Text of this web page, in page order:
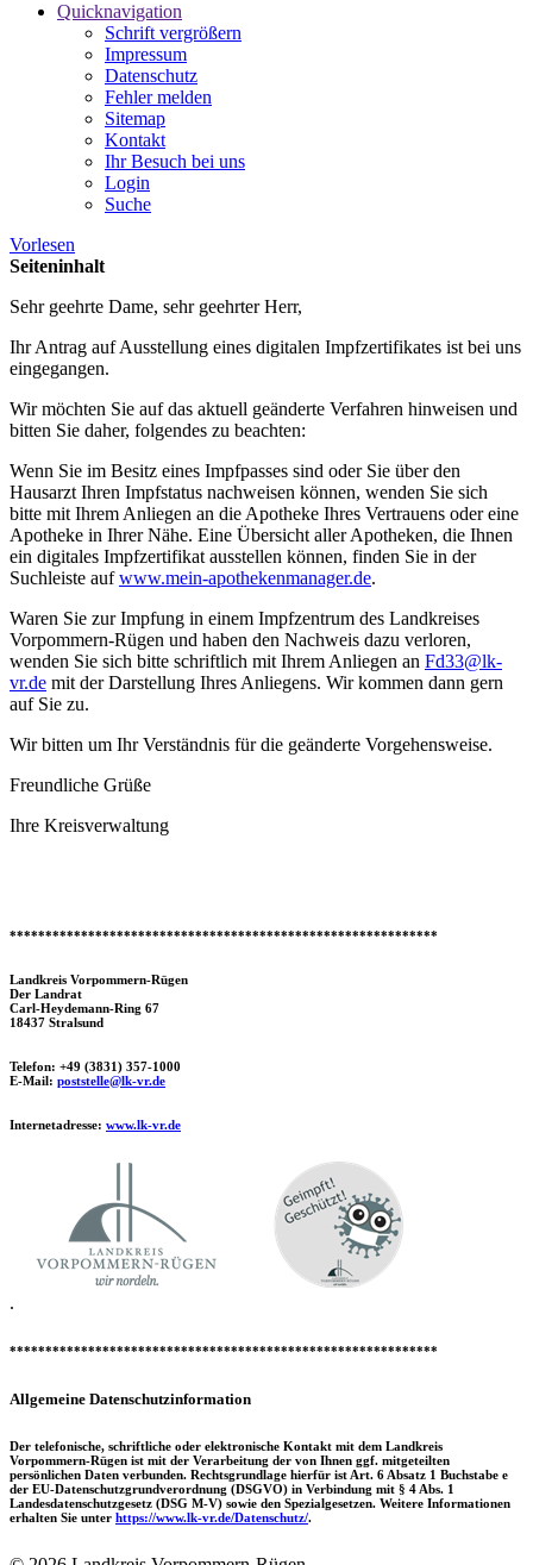
Quicknavigation
Schrift vergrößern
Impressum
Datenschutz
Fehler melden
Sitemap
Kontakt
Ihr Besuch bei uns
Login
Suche
Vorlesen
Seiteninhalt
Sehr geehrte Dame, sehr geehrter Herr,
Ihr Antrag auf Ausstellung eines digitalen Impfzertifikates ist bei uns
eingegangen.
Wir möchten Sie auf das aktuell geänderte Verfahren hinweisen und
bitten Sie daher, folgendes zu beachten:
Wenn Sie im Besitz eines Impfpasses sind oder Sie über den
Hausarzt Ihren Impfstatus nachweisen können, wenden Sie sich
bitte mit Ihrem Anliegen an die Apotheke Ihres Vertrauens oder eine
Apotheke in Ihrer Nähe. Eine Übersicht aller Apotheken, die Ihnen
ein digitales Impfzertifikat ausstellen können, finden Sie in der
Suchleiste aufwww.mein-apothekenmanager.de.
Waren Sie zur Impfung in einem Impfzentrum des Landkreises
Vorpommern-Rügen und haben den Nachweis dazu verloren,
wenden Sie sich bitte schriftlich mit Ihrem Anliegen an Fd33@lk-
vr.de mit der Darstellung Ihres Anliegens. Wir kommen dann gern
auf Sie zu.
Wir bitten um Ihr Verständnis für die geänderte Vorgehensweise.
Freundliche Grüße
Ihre Kreisverwaltung
************************************************************
Landkreis Vorpommern-Rügen
Der Landrat
Carl-Heydemann-Ring 67
18437 Stralsund
Telefon: +49 (3831) 357-1000
E-Mail: poststelle@lk-vr.de
Internetadresse: www.lk-vr.de
.
************************************************************
Allgemeine Datenschutzinformation
Der telefonische, schriftliche oder elektronische Kontakt mit dem Landkreis
Vorpommern-Rügen ist mit der Verarbeitung der von Ihnen ggf. mitgeteilten
persönlichen Daten verbunden. Rechtsgrundlage hierfür ist Art. 6 Absatz 1 Buchstabe e
der EU-Datenschutzgrundverordnung (DSGVO) in Verbindung mit § 4 Abs. 1
Landesdatenschutzgesetz (DSG M-V) sowie den Spezialgesetzen. Weitere Informationen
erhalten Sie unter https://www.lk-vr.de/Datenschutz/.